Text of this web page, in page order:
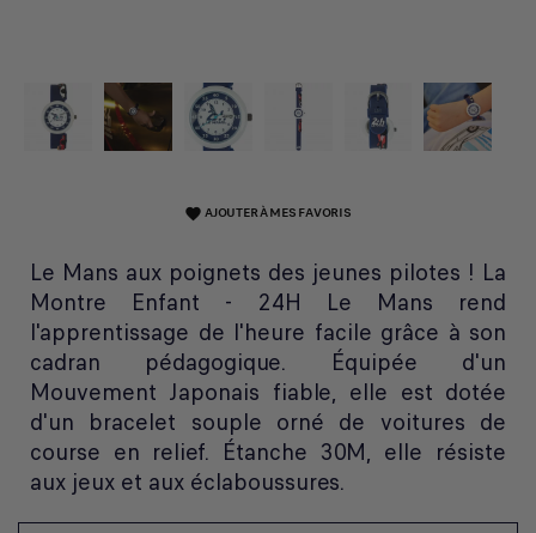
favorite AJOUTER À MES FAVORIS
Le Mans aux poignets des jeunes pilotes ! La
Montre Enfant - 24H Le Mans rend
l'apprentissage de l'heure facile grâce à son
cadran pédagogique. Équipée d'un
Mouvement Japonais fiable, elle est dotée
d'un bracelet souple orné de voitures de
course en relief. Étanche 30M, elle résiste
aux jeux et aux éclaboussures.